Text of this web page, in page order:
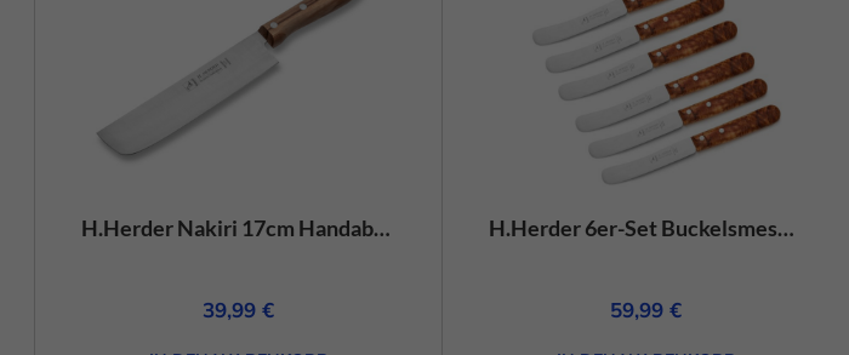
H.Herder Nakiri 17cm Handabzug Olivenholz – rostfrei
39,99 €
H.Herder 6er-Set Buckelsmesser/Frühstücksmesser Olivenholz Handabzug – rostfrei
59,99 €